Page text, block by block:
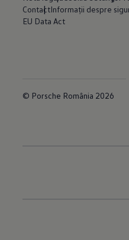
ContactInformații despre
EU Data Act
© Porsche România 2026